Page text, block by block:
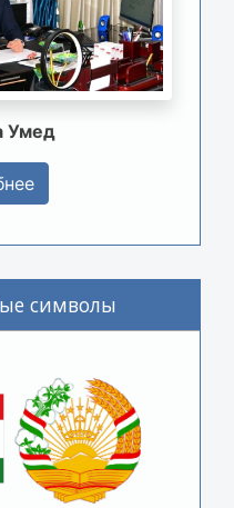
Умед
символы